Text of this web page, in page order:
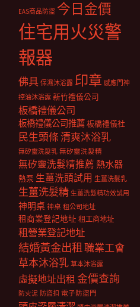
EAS商品防盜 今日金價
住宅用火災警
報器
佛具 保濕沐浴露 印章 感應門神
控油沐浴露 新竹禮儀公司
板橋禮儀公司
板橋禮儀公司推薦板橋禮儀社
民生頭條清爽沐浴乳
無矽靈洗髮乳 無矽靈洗髮精
無矽靈洗髮精推薦 熱水器
熱泵 生薑洗頭試用 生薑洗髮乳
生薑洗髮精 生薑洗髮精功效試用
神明桌 神桌 租公司地址
租商業登記地址 租工商地址
租營業登記地址
結婚黃金出租職業工會
草本沐浴乳 草本沐浴露
虛擬地址出租 金價查詢
防火泥 防盜扣 電子防盜門